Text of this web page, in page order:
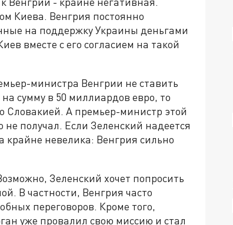
Киева. Венгрия постоянно
на поддержку Украины деньгами
вместе с его согласием на такой
министра Венгрии не ставить
сумму в 50 миллиардов евро, то
Словакией. А премьер-министр этой
получал. Если Зеленский надеется
крайне невелика: Венгрия сильно
Зеленский хочет попросить
В частности, Венгрия часто
переговоров. Кроме того,
уже провалил свою миссию и стал